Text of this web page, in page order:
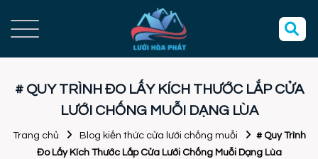
# QUY TRÌNH ĐO LẤY KÍCH THƯỚC LẮP CỬA
LƯỚI CHỐNG MUỖI DẠNG LÙA
Trang chủ Blog kiến thức cửa lưới chống muỗi
# Quy Trình
Đo Lấy Kích Thước Lắp Cửa Lưới Chống Muỗi Dạng Lùa